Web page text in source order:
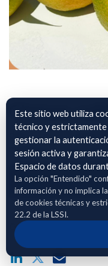
Citricos,
datos sobre el manejo
madarinas en la
Adhierete
Compartir enlace
Este sitio web utiliza
técnico y estrictamente
gestionar la
sesión activa y
Espacio de datos
La opción "Entendido"
información y no implica
de cookies técnicas y
22.2 de la LSSI.